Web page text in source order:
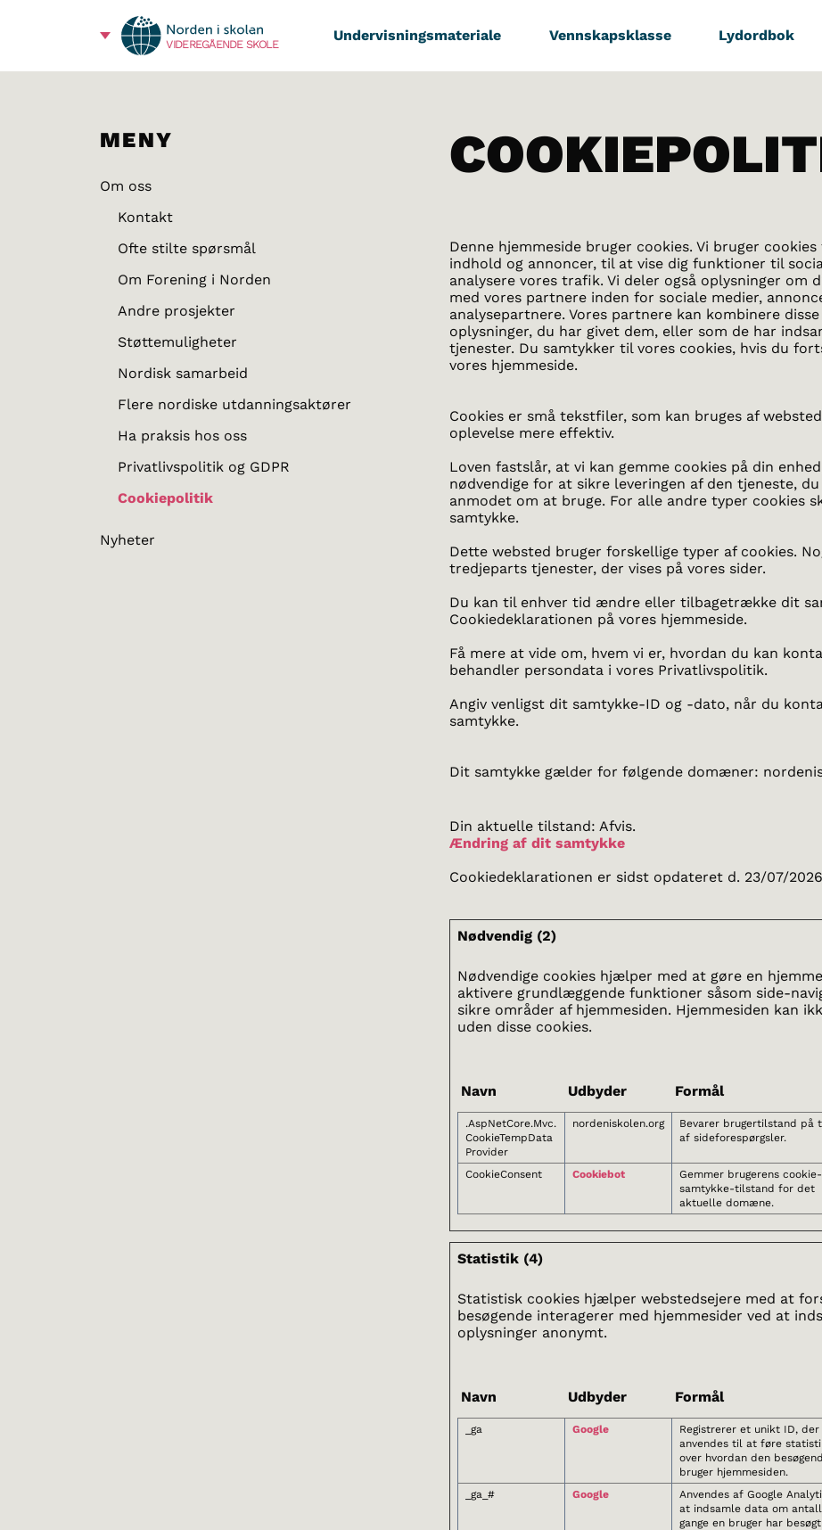
VIDEREGÅENDE SKOLE
Undervisningsmateriale Vennskapsklasse Lydordbok
MENY
Om oss
Kontakt
Ofte stilte spørsmål
Om Forening i Norden
Andre prosjekter
Støttemuligheter
Nordisk samarbeid
Flere nordiske utdanningsaktører
Ha praksis hos oss
Privatlivspolitik og GDPR
Cookiepolitik
Nyheter
Denne hjemmeside bruger cookies. Vi bruger
indhold og annoncer, til at vise dig funktioner til
analysere vores trafik. Vi deler også oplysninger om
med vores partnere inden for sociale medier,
analysepartnere. Vores partnere kan kombinere
oplysninger, du har givet dem, eller som de har
tjenester. Du samtykker til vores cookies, hvis du
vores hjemmeside.
Cookies er små tekstfiler, som kan bruges af
oplevelse mere effektiv.
Loven fastslår, at vi kan gemme cookies på din
nødvendige for at sikre leveringen af den tjeneste,
anmodet om at bruge. For alle andre typer cookies
samtykke.
Dette websted bruger forskellige typer af cookies.
tredjeparts tjenester, der vises på vores sider.
Du kan til enhver tid ændre eller tilbagetrække dit
Cookiedeklarationen på vores hjemmeside.
Få mere at vide om, hvem vi er, hvordan du kan
behandler persondata i vores Privatlivspolitik.
Angiv venligst dit samtykke-ID og -dato, når du
samtykke.
Dit samtykke gælder for følgende domæner:
Din aktuelle tilstand: Afvis.
Ændring af dit samtykke
Cookiedeklarationen er sidst opdateret d. 23/07/
Nødvendig (2)
Nødvendige cookies hjælper med at gøre en
aktivere grundlæggende funktioner såsom side-
sikre områder af hjemmesiden. Hjemmesiden kan
uden disse cookies.
Navn Udbyder Formål
.AspNetCore.Mvc.
CookieTempData
Provider
nordeniskolen.org
Bevarer brugertilstand på
af sideforespørgsler.
CookieConsent Cookiebot
Gemmer brugerens cookie-
samtykke-tilstand for det
aktuelle domæne.
Statistik (4)
Statistisk cookies hjælper webstedsejere med at
besøgende interagerer med hjemmesider ved at
oplysninger anonymt.
Navn Udbyder Formål
_ga Google
Registrerer et unikt ID, der
anvendes til at føre
over hvordan den
bruger hjemmesiden.
_ga_# Google
Anvendes af Google
at indsamle data om
gange en bruger har besøgt